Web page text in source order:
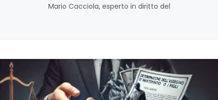
Mario Cacciola, esperto in diritto del